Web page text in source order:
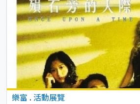
樂富 . 活動展覽